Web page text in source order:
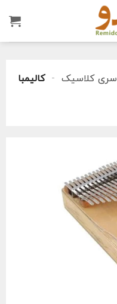
سری کلاسیک - کالیمبا